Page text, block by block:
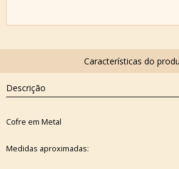
Descrição
Cofre em Metal
Medidas aproximadas: